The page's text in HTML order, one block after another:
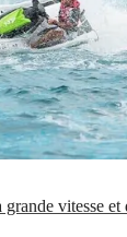
vitesse et